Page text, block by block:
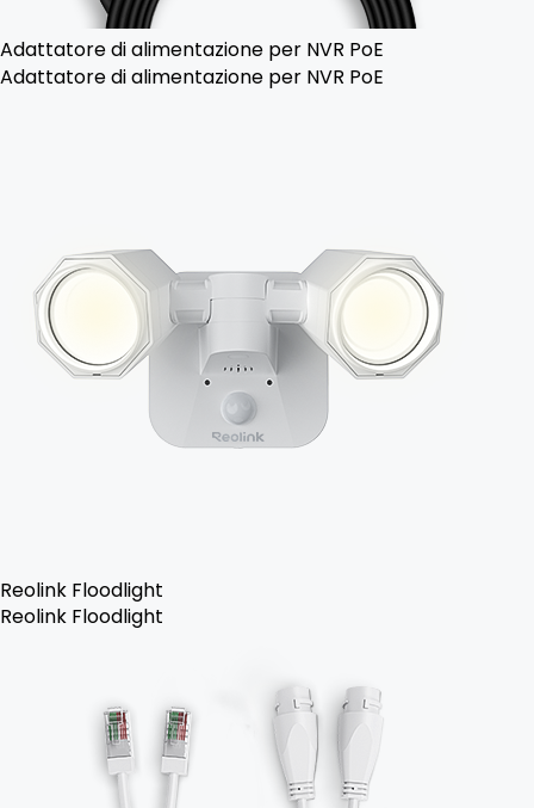
Adattatore di alimentazione per NVR PoE
Adattatore di alimentazione per NVR PoE
Reolink Floodlight
Reolink Floodlight